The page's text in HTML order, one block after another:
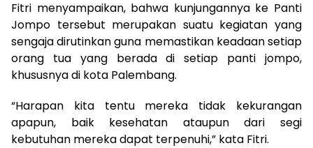
Fitri menyampaikan, bahwa kunjungannya ke Panti
Jompo tersebut merupakan suatu kegiatan yang
sengaja dirutinkan guna memastikan keadaan setiap
orang tua yang berada di setiap panti jompo,
khususnya di kota Palembang.
“Harapan kita tentu mereka tidak kekurangan
apapun, baik kesehatan ataupun dari segi
kebutuhan mereka dapat terpenuhi,” kata Fitri.